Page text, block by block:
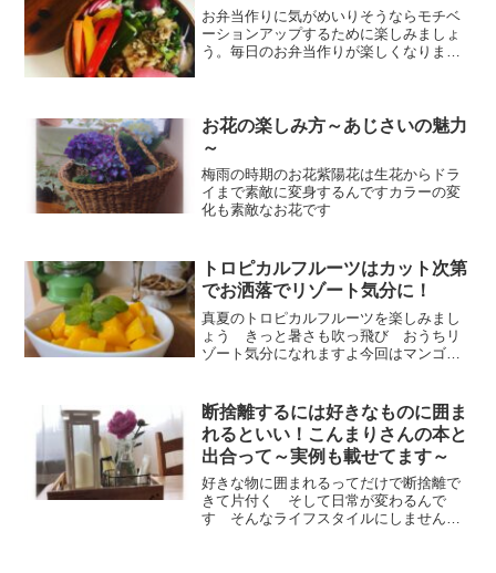
お弁当作りに気がめいりそうならモチベ
ーションアップするために楽しみましょ
う。毎日のお弁当作りが楽しくなります
お花の楽しみ方～あじさいの魅力
～
梅雨の時期のお花紫陽花は生花からドラ
イまで素敵に変身するんですカラーの変
化も素敵なお花です
トロピカルフルーツはカット次第
でお洒落でリゾート気分に！
真夏のトロピカルフルーツを楽しみまし
ょう きっと暑さも吹っ飛び おうちリ
ゾート気分になれますよ今回はマンゴー
したら新鮮美味しいフルーツを堪能でき
ます
断捨離するには好きなものに囲ま
れるといい！こんまりさんの本と
出合って～実例も載せてます～
好きな物に囲まれるってだけで断捨離で
きて片付く そして日常が変わるんで
す そんなライフスタイルにしません